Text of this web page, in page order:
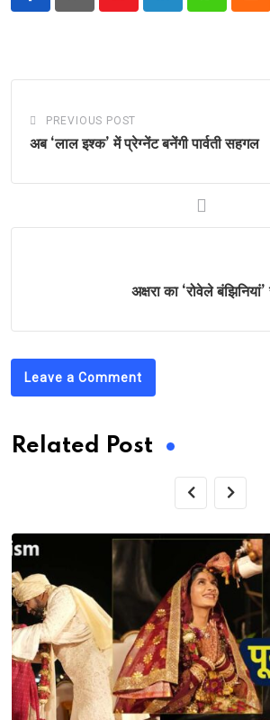
YoutubeLinkedInWhatsapp
PREVIOUS POST
अब ‘लाल इश्क’ में प्रेग्नेंट बनेंगी पार्वती सहगल
अक्षरा का ‘रोवेले
Leave a Comment
Related Post